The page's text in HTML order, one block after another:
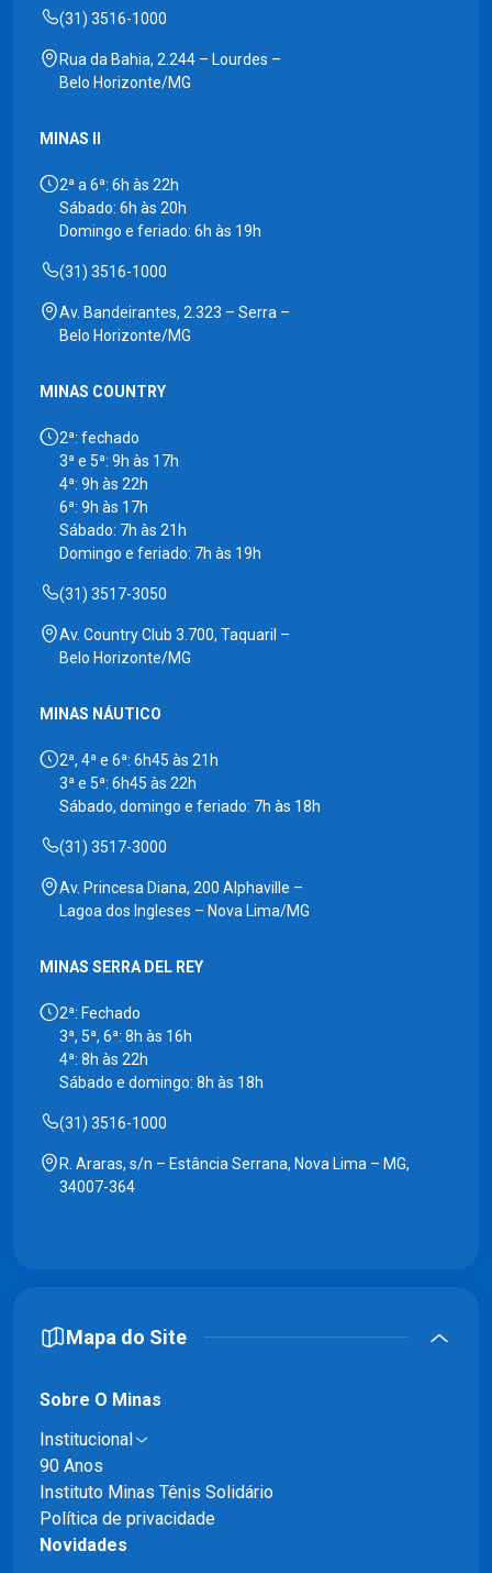
(31) 3516-1000
Rua da Bahia, 2.244 – Lourdes –
Belo Horizonte/MG
MINAS II
2ª a 6ª: 6h às 22h
Sábado: 6h às 20h
Domingo e feriado: 6h às 19h
(31) 3516-1000
Av. Bandeirantes, 2.323 – Serra –
Belo Horizonte/MG
MINAS COUNTRY
2ª: fechado
3ª e 5ª: 9h às 17h
4ª: 9h às 22h
6ª: 9h às 17h
Sábado: 7h às 21h
Domingo e feriado: 7h às 19h
(31) 3517-3050
Av. Country Club 3.700, Taquaril –
Belo Horizonte/MG
MINAS NÁUTICO
2ª, 4ª e 6ª: 6h45 às 21h
3ª e 5ª: 6h45 às 22h
Sábado, domingo e feriado: 7h às 18h
(31) 3517-3000
Av. Princesa Diana, 200 Alphaville –
Lagoa dos Ingleses – Nova Lima/MG
MINAS SERRA DEL REY
2ª: Fechado
3ª, 5ª, 6ª: 8h às 16h
4ª: 8h às 22h
Sábado e domingo: 8h às 18h
(31) 3516-1000
R. Araras, s/n – Estância Serrana, Nova Lima – MG,
34007-364
Mapa do Site
Sobre O Minas
Institucional
90 Anos
Instituto Minas Tênis Solidário
Política de privacidade
Novidades